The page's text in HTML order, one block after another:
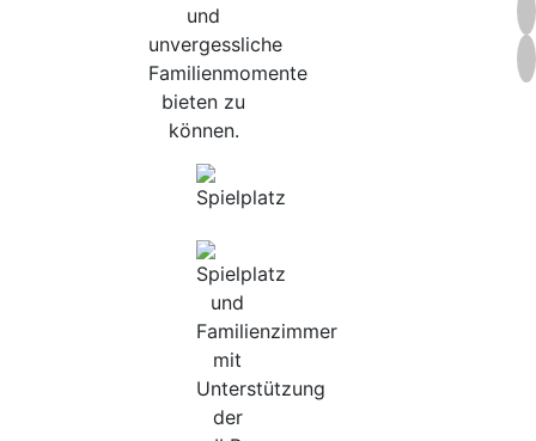
und
unvergessliche
Familienmomente
bieten zu
können.